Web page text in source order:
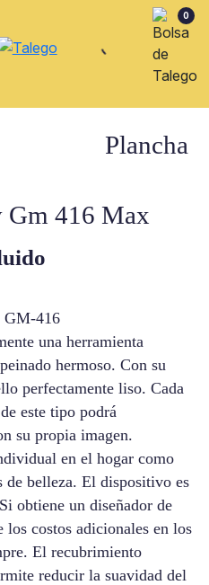
0
Plancha
Gm 416 Max
GM-416
una herramienta
hermoso. Con su
perfectamente liso. Cada
este tipo podrá
su propia imagen.
en el hogar como
de belleza. El dispositivo es
obtiene un diseñador de
los costos adicionales en los
El recubrimiento
reducir la suavidad del